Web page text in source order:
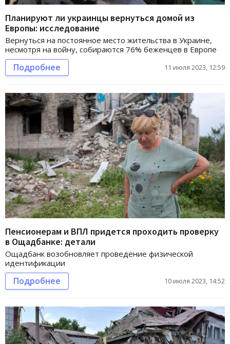
Планируют ли украинцы вернуться домой из
Европы: исследование
Вернуться на постоянное место жительства в Украине,
несмотря на войну, собираются 76% беженцев в Европе
Подробнее 11 июля 2023, 12:59
Пенсионерам и ВПЛ придется проходить проверку
в Ощадбанке: детали
Ощадбанк возобновляет проведение физической
идентификации
Подробнее 10 июля 2023, 14:52